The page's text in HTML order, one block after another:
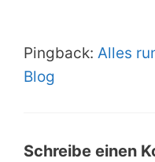
Pingback: Alles
Blog
Schreibe einen